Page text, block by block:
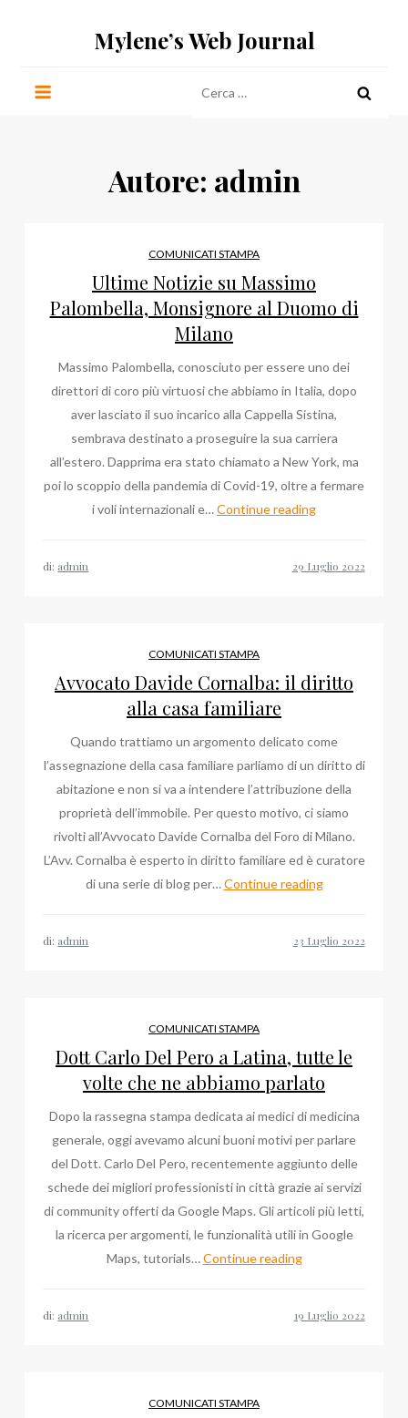
Mylene’s Web Journal
per:
Autore: admin
COMUNICATI STAMPA
Ultime Notizie su Massimo
Palombella, Monsignore al Duomo di
Milano
Massimo Palombella, conosciuto per essere uno dei
direttori di coro più virtuosi che abbiamo in Italia, dopo
aver lasciato il suo incarico alla Cappella Sistina,
sembrava destinato a proseguire la sua carriera
all’estero. Dapprima era stato chiamato a New York, ma
poi lo scoppio della pandemia di Covid-19, oltre a fermare
i voli internazionali e…Continue readingUltime
Duomo
di
di: admin
COMUNICATI STAMPA
Avvocato Davide Cornalba: il diritto
alla casa familiare
Quando trattiamo un argomento delicato come
l’assegnazione della casa familiare parliamo di un diritto di
abitazione e non si va a intendere l’attribuzione della
proprietà dell’immobile. Per questo motivo, ci siamo
rivolti all’Avvocato Davide Cornalba del Foro di Milano.
L’Avv. Cornalba è esperto in diritto familiare ed è curatore
di una serie di blog per…Continue readingAvvocato
familiare
di: admin
COMUNICATI STAMPA
Dott Carlo Del Pero a Latina, tutte le
volte che ne abbiamo parlato
Dopo la rassegna stampa dedicata ai medici di medicina
generale, oggi avevamo alcuni buoni motivi per parlare
del Dott. Carlo Del Pero, recentemente aggiunto delle
schede dei migliori professionisti in città grazie ai servizi
di community offerti da Google Maps. Gli articoli più letti,
la ricerca per argomenti, le funzionalità utili in Google
Maps, tutorials…Continue readingDott
di: admin
COMUNICATI STAMPA